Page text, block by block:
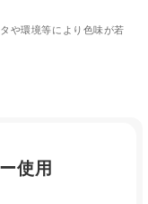
や環境等により色味が若
使用